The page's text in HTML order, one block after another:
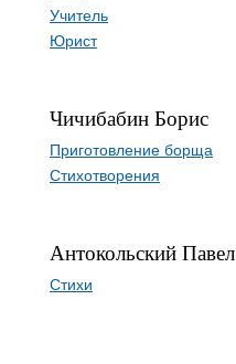
Учитель
Юрист
Чичибабин Борис
Приготовление борща
Стихотворения
Антокольский Павел
Стихи